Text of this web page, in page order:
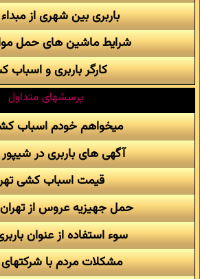
باربری بین شهری از
شرایط ماشین های حمل
کارگر باربری و اسباب
پرسشهای متداول
میخواهم خودم اسباب
آگهی های باربری در شیپور
قیمت اسباب کشی
حمل جهیزیه عروس از
سوء استفاده از عنوان
مشکلات مردم با شرکتهای